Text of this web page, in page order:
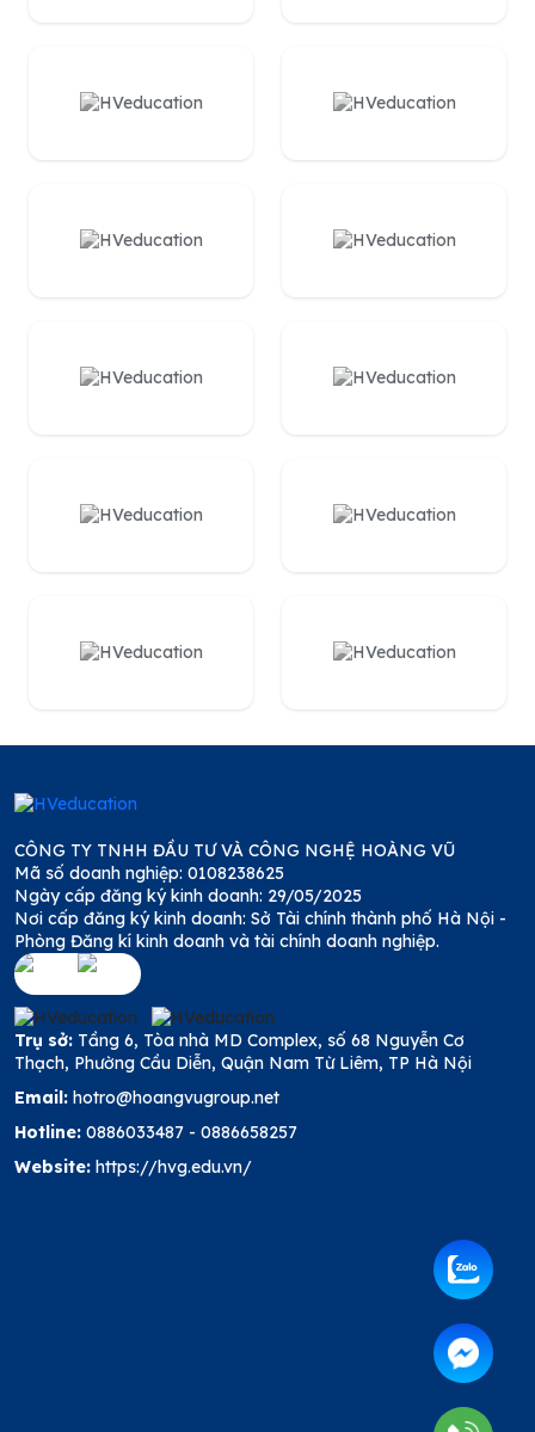
CÔNG TY TNHH ĐẦU TƯ VÀ CÔNG NGHỆ HOÀNG VŨ
Mã số doanh nghiệp: 0108238625
Ngày cấp đăng ký kinh doanh: 29/05/2025
Nơi cấp đăng ký kinh doanh: Sở Tài chính thành phố Hà Nội -
Phòng Đăng kí kinh doanh và tài chính doanh nghiệp.
Trụ sở: Tầng 6, Tòa nhà MD Complex, số 68 Nguyễn Cơ
Thạch, Phường Cầu Diễn, Quận Nam Từ Liêm, TP Hà Nội
Email: hotro@hoangvugroup.net
Hotline: 0886033487 - 0886658257
Website: https://hvg.edu.vn/